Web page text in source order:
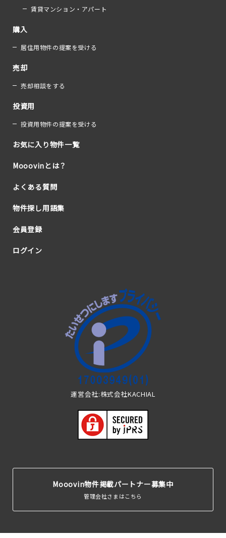
賃貸マンション・アパート
購入
居住用物件の提案を受ける
売却
売却相談をする
投資用
投資用物件の提案を受ける
お気に入り物件一覧
Mooovinとは？
よくある質問
物件探し用語集
会員登録
ログイン
運営会社:株式会社KACHIAL
Mooovin物件掲載パートナー募集中
管理会社さまはこちら